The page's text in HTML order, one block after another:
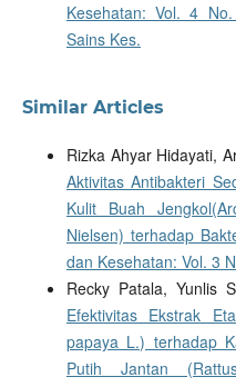
Kesehatan: Vol. 4
Sains Kes.
Similar Articles
Rizka Ahyar Hidayati,
Aktivitas Antibakteri
Kulit Buah
Nielsen) terhadap
dan Kesehatan: Vol. 3
Recky Patala, Yunlis
Efektivitas Ekstrak
papaya L.) terhadap
Putih Jantan